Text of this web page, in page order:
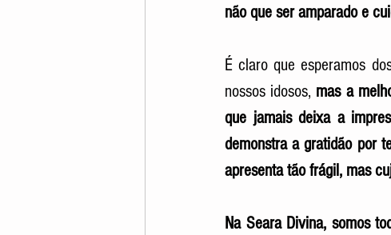
não que ser amparado e
É claro que esperamos
nossos idosos, mas a
que jamais deixa a
demonstra a gratidão por
apresenta tão frágil, mas
Na Seara Divina, somos